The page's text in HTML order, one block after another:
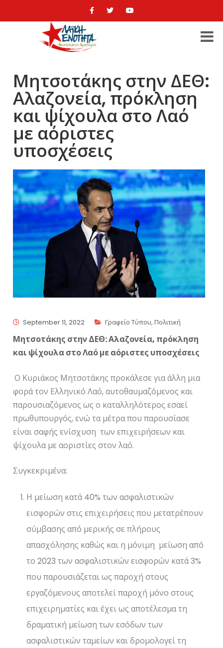
Μητσοτάκης στην ΔΕΘ:
Αλαζονεία, πρόκληση
και ψίχουλα στο Λαό
με αόριστες
υποσχέσεις
September 11, 2022 Γραφείο Τύπου,Πολιτική
Μητσοτάκης στην ΔΕΘ: Αλαζονεία, πρόκληση
και ψίχουλα στο Λαό με αόριστες υποσχέσεις
Ο Κυριάκος Μητσοτάκης προκάλεσε για άλλη μια
φορά τον Ελληνικό Λαό, αυτοθαυμαζόμενος και
παρουσιαζόμενος ως ο καταλληλότερος εσαεί
πρωθυπουργός, ενώ τα μέτρα που παρουσίασε
είναι σαφής ενίσχυση των επιχειρήσεων και
ψίχουλα με αοριστίες στον λαό.
Συγκεκριμένα:
Η μείωση κατά 40% των ασφαλιστικών
εισφορών στις επιχειρήσεις που μετατρέπουν
σύμβασης από μερικής σε πλήρους
απασχόλησης καθώς και η μόνιμη μείωση από
το 2023 των ασφαλιστικών εισφορών κατά 3%
που παρουσιάζεται ως παροχή στους
εργαζόμενους αποτελεί παροχή μόνο στους
επιχειρηματίες και έχει ως αποτέλεσμα τη
δραματική μείωση των εσόδων των
ασφαλιστικών ταμείων και δρομολογεί τη